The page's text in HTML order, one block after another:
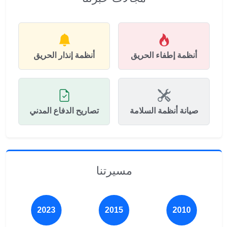
أنظمة إطفاء الحريق أنظمة إنذار الحريق
صيانة أنظمة السلامة تصاريح الدفاع المدني
مسيرتنا
2010
2015
2023